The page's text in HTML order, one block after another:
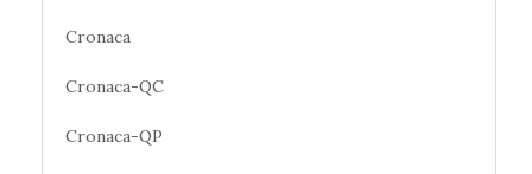
Cronaca
Cronaca-QC
Cronaca-QP